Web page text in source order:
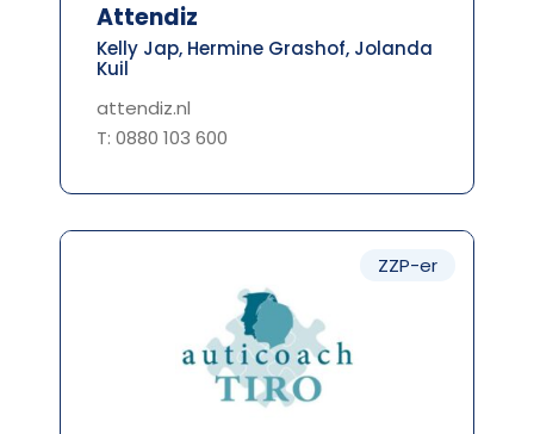
Attendiz
Kelly Jap, Hermine Grashof, Jolanda
Kuil
attendiz.nl
T: 0880 103 600
ZZP-er